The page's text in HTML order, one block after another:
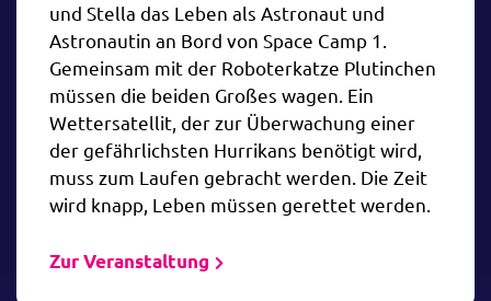
und Stella das Leben als Astronaut und
Astronautin an Bord von Space Camp 1.
Gemeinsam mit der Roboterkatze Plutinchen
müssen die beiden Großes wagen. Ein
Wettersatellit, der zur Überwachung einer
der gefährlichsten Hurrikans benötigt wird,
muss zum Laufen gebracht werden. Die Zeit
wird knapp, Leben müssen gerettet werden.
Zur Veranstaltung